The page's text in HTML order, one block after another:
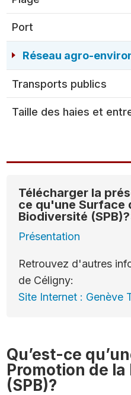
Port
Réseau agro-
Transports publics
Taille des haies et
Télécharger la
ce qu'une Surface
Biodiversité
Présentation
Retrouvez d'autres
de Céligny:
Site Internet : Genève
Qu’est-ce
Promotion de
(SPB)?